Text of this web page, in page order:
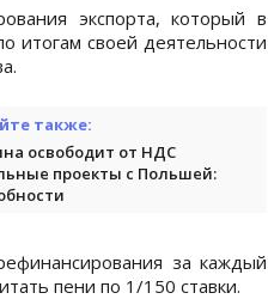
экспорта, который в
итогам своей деятельности
также:
освободит от НДС
проекты с Польшей:
за каждый
пени по 1/150 ставки.